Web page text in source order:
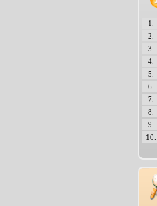
1.
2.
3.
4.
5.
6.
7.
8.
9.
10.